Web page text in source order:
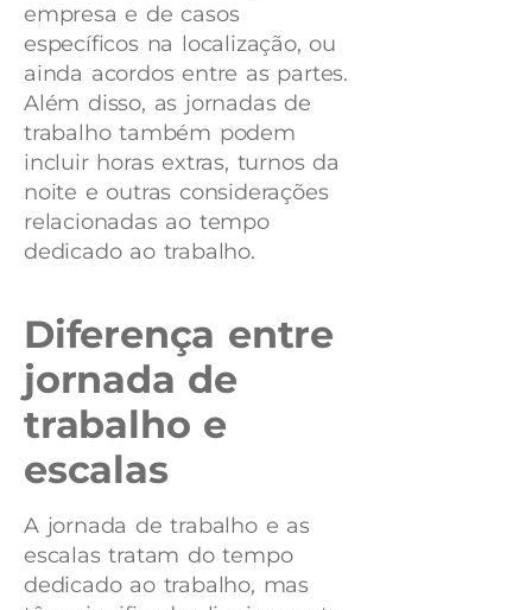
empresa e de casos
específicos na localização, ou
ainda acordos entre as partes.
Além disso, as jornadas de
trabalho também podem
incluir horas extras, turnos da
noite e outras considerações
relacionadas ao tempo
dedicado ao trabalho.
Diferença entre
jornada de
trabalho e
escalas
A jornada de trabalho e as
escalas tratam do tempo
dedicado ao trabalho, mas